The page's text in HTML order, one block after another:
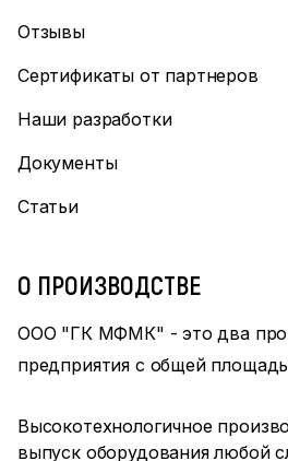
Отзывы
Сертификаты от партнеров
Наши разработки
Документы
Статьи
О ПРОИЗВОДСТВЕ
ООО "ГК МФМК" - это два
предприятия с общей
Высокотехнологичное
выпуск оборудования любой